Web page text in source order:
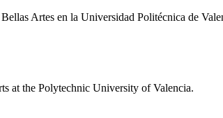
Artes en la Universidad Politécnica de
at the Polytechnic University of Valencia.